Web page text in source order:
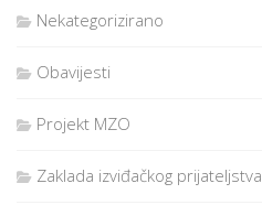
Nekategorizirano
Obavijesti
Projekt MZO
Zaklada izviđačkog prijateljstva